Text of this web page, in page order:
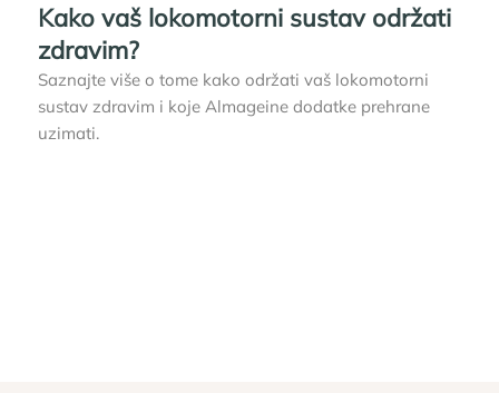
Kako vaš lokomotorni sustav održati
zdravim?
Saznajte više o tome kako održati vaš lokomotorni
sustav zdravim i koje Almageine dodatke prehrane
uzimati.